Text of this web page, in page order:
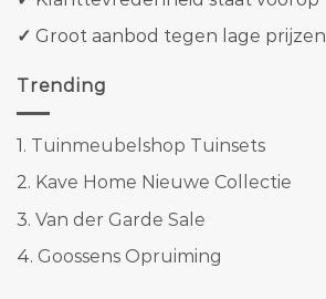
✓ Groot aanbod tegen lage prijzen
Trending
1. Tuinmeubelshop Tuinsets
2. Kave Home Nieuwe Collectie
3. Van der Garde Sale
4. Goossens Opruiming